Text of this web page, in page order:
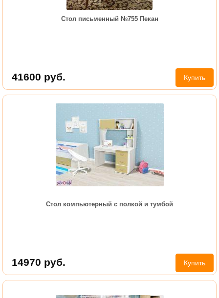
Стол письменный №755 Пекан
41600 руб. Купить
Стол компьютерный с полкой и тумбой
14970 руб. Купить